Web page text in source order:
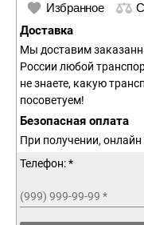
Избранное
Доставка
Мы доставим
России любой
не знаете, какую
посоветуем!
Безопасная оплата
При получении, онлайн
Телефон: *
(999) 999-99-99 *